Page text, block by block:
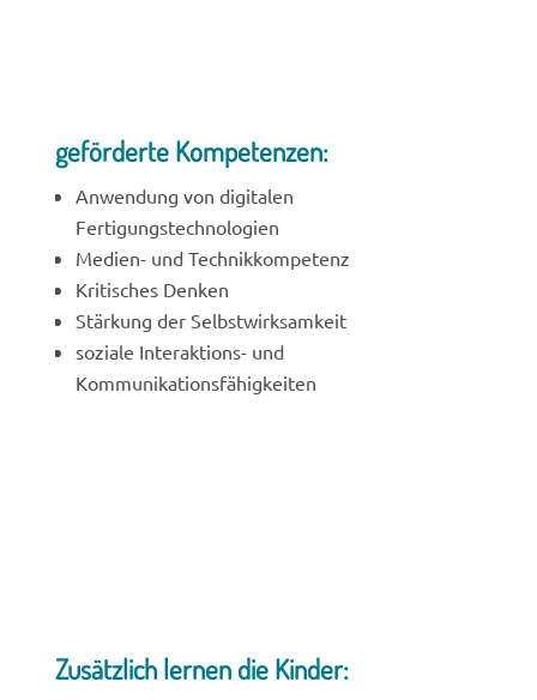
geförderte Kompetenzen:
Anwendung von digitalen
Fertigungstechnologien
Medien- und Technikkompetenz
Kritisches Denken
Stärkung der Selbstwirksamkeit
soziale Interaktions- und
Kommunikationsfähigkeiten
Zusätzlich lernen die Kinder: